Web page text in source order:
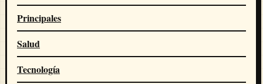
Principales
Salud
Tecnología